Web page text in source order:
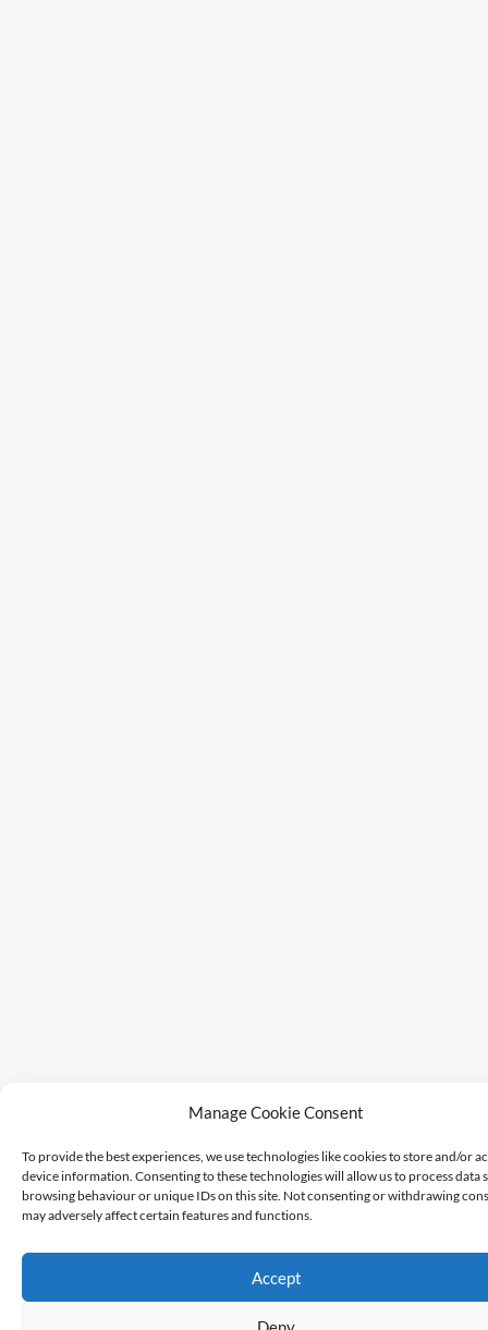
Manage Cookie Consent
To provide the best experiences, we use technologies like cookies to store and/or
device information. Consenting to these technologies will allow us to process data
browsing behaviour or unique IDs on this site. Not consenting or withdrawing
may adversely affect certain features and functions.
Accept